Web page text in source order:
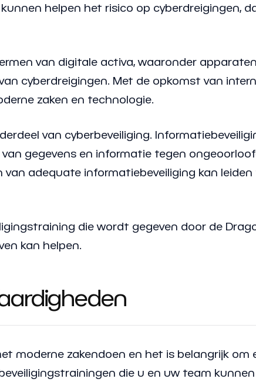
helpen het risico op cyberdreigingen,
van digitale activa, waaronder
cyberdreigingen. Met de opkomst van
zaken en technologie.
van cyberbeveiliging.
gegevens en informatie tegen
adequate informatiebeveiliging kan
die wordt gegeven door de
kan helpen.
moderne zakendoen en het is belangrijk
die u en uw team